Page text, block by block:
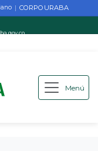
| CORPOURABA
Menú